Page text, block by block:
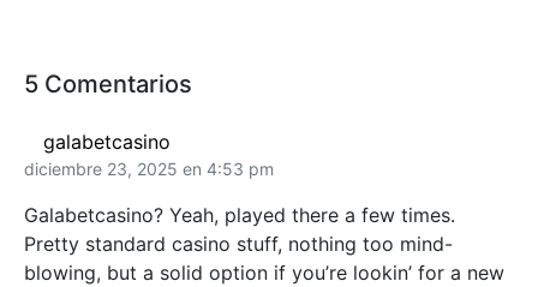
5 Comentarios
galabetcasino
diciembre 23, 2025 en 4:53 pm
Galabetcasino? Yeah, played there a few times.
Pretty standard casino stuff, nothing too mind-
blowing, but a solid option if you’re lookin’ for a new